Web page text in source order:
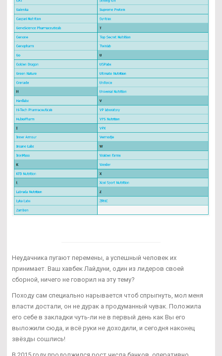
Неудачника пугают перемены, а успешный человек их
принимает. Ваш хавбек Лайдуни, один из лидеров своей
сборной, ничего не говорил на эту тему?
Походу сам специально нарывается чтоб спрыгнуть, мол меня
власти достали, он не дурак а продуманный чувак. Положила
его себе в закладки чуть-ли не в первый день как Вы его
выложили сюда, и всё руки не доходили, и сегодня наконец
звёзды сошлись!